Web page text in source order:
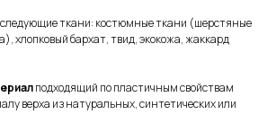
ткани: костюмные ткани (шерстяные
хлопковый бархат, твид, экокожа, жаккард
подходящий по пластичным свойствам
верха из натуральных, синтетических или